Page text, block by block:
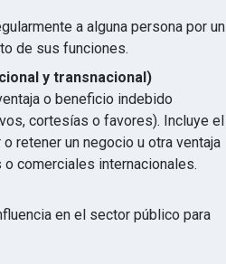
a alguna persona por un
de sus funciones.
y transnacional)
o beneficio indebido
cortesías o favores). Incluye el
retener un negocio u otra ventaja
comerciales internacionales.
en el sector público para